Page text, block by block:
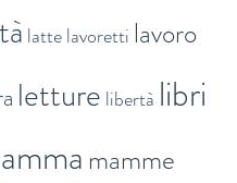
lattelavoretti lavoro
letture libertà libri
mamme